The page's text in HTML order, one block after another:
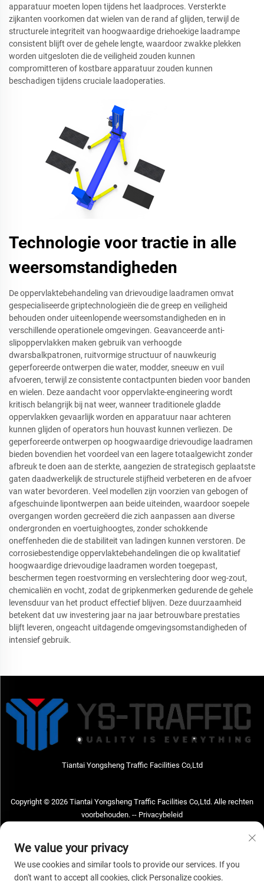
apparatuur moeten lopen tijdens het laadproces. Versterkte
zijkanten voorkomen dat wielen van de rand af glijden, terwijl de
structurele integriteit van hoogwaardige driehoekige laadrampe
consistent blijft over de gehele lengte, waardoor zwakke plekken
worden uitgesloten die de veiligheid zouden kunnen
compromitteren of kostbare apparatuur zouden kunnen
beschadigen tijdens cruciale laadoperaties.
Technologie voor tractie in alle
weersomstandigheden
De oppervlaktebehandeling van drievoudige laadramen omvat
gespecialiseerde griptechnologieën die de greep en veiligheid
behouden onder uiteenlopende weersomstandigheden en in
verschillende operationele omgevingen. Geavanceerde anti-
slipoppervlakken maken gebruik van verhoogde
dwarsbalkpatronen, ruitvormige structuur of nauwkeurig
geperforeerde ontwerpen die water, modder, sneeuw en vuil
afvoeren, terwijl ze consistente contactpunten bieden voor banden
en wielen. Deze aandacht voor oppervlakte-engineering wordt
kritisch belangrijk bij nat weer, wanneer traditionele gladde
oppervlakken gevaarlijk worden en apparatuur naar achteren
kunnen glijden of operators hun houvast kunnen verliezen. De
geperforeerde ontwerpen op hoogwaardige drievoudige laadramen
bieden bovendien het voordeel van een lagere totaalgewicht zonder
afbreuk te doen aan de sterkte, aangezien de strategisch geplaatste
gaten daadwerkelijk de structurele stijfheid verbeteren en de afvoer
van water bevorderen. Veel modellen zijn voorzien van gebogen of
afgeschuinde lipontwerpen aan beide uiteinden, waardoor soepele
overgangen worden gecreëerd die zich aanpassen aan diverse
ondergronden en voertuighoogtes, zonder schokkende
oneffenheden die de stabiliteit van ladingen kunnen verstoren. De
corrosiebestendige oppervlaktebehandelingen die op kwalitatief
hoogwaardige drievoudige laadramen worden toegepast,
beschermen tegen roestvorming en verslechtering door weg-zout,
chemicaliën en vocht, zodat de gripkenmerken gedurende de gehele
levensduur van het product effectief blijven. Deze duurzaamheid
betekent dat uw investering jaar na jaar betrouwbare prestaties
blijft leveren, ongeacht uitdagende omgevingsomstandigheden of
intensief gebruik.
Tiantai Yongsheng Traffic Facilities Co,Ltd
Copyright © 2026 Tiantai Yongsheng Traffic Facilities Co,Ltd. Alle rechten
voorbehouden. -- Privacybeleid
Address: Tiantai Yongsheng Traffic Facilities Co,Ltd Adres; No.73 Hongchou
West Road, Hongchou town, Tiantai county, Taizhou City, Zhejiang Provice,
We value your privacy
We use cookies and similar tools to provide our services. If you
don't want to accept all cookies, click Personalize cookies.